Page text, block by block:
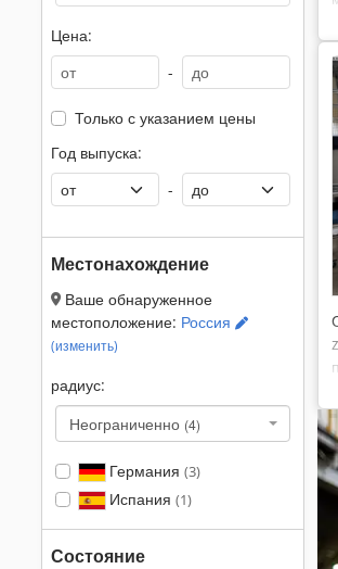
Цена:
-
Только с указанием цены
Год выпуска:
-
Местонахождение
Ваше обнаруженное
местоположение: Россия
(изменить)
радиус:
Неограниченно (4)
Германия (3)
Испания (1)
Состояние